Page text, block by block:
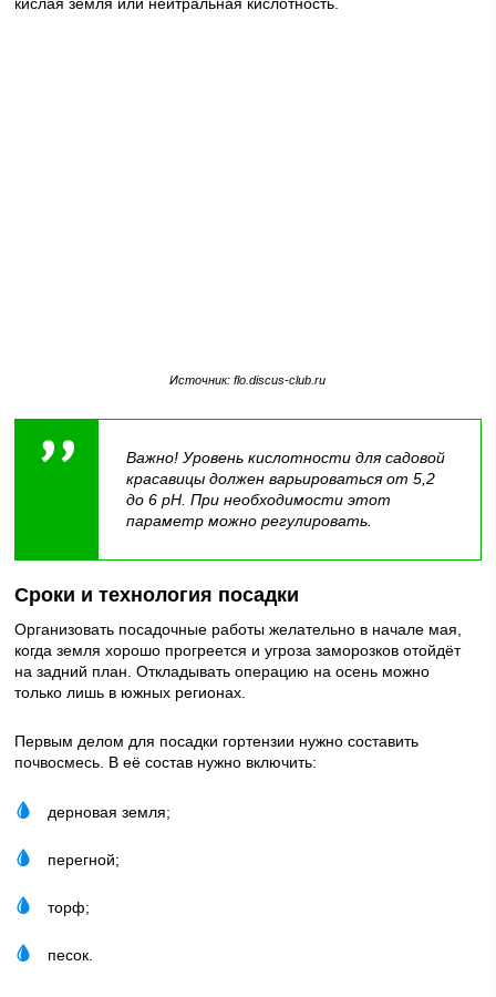
Источник: flo.discus-club.ru
Важно! Уровень кислотности для садовой
красавицы должен варьироваться от 5,2
до 6 рН. При необходимости этот
параметр можно регулировать.
Сроки и технология посадки
Организовать посадочные работы желательно в начале мая,
когда земля хорошо прогреется и угроза заморозков отойдёт
на задний план. Откладывать операцию на осень можно
только лишь в южных регионах.
Первым делом для посадки гортензии нужно составить
почвосмесь. В её состав нужно включить:
дерновая земля;
перегной;
торф;
песок.